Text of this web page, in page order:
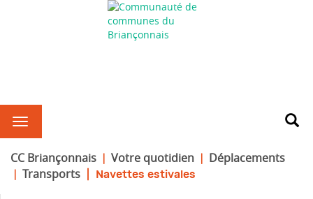
CC Briançonnais Votre quotidien
Déplacements
Transports
Navettes estivales